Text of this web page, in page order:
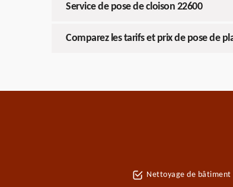
Service de pose de cloison 22600
Comparez les tarifs et prix de pose de
Nettoyage de bâtiment